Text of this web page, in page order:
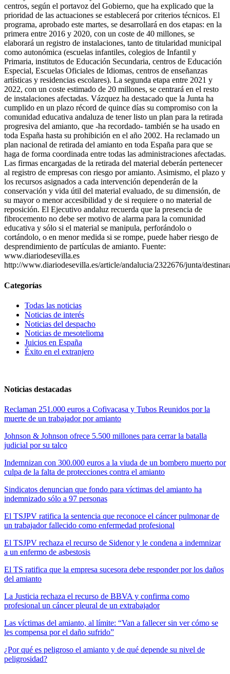
centros, según el portavoz del Gobierno, que ha explicado que la
prioridad de las actuaciones se establecerá por criterios técnicos. El
programa, aprobado este martes, se desarrollará en dos etapas: en la
primera entre 2016 y 2020, con un coste de 40 millones, se
elaborará un registro de instalaciones, tanto de titularidad municipal
como autonómica (escuelas infantiles, colegios de Infantil y
Primaria, institutos de Educación Secundaria, centros de Educación
Especial, Escuelas Oficiales de Idiomas, centros de enseñanzas
artísticas y residencias escolares). La segunda etapa entre 2021 y
2022, con un coste estimado de 20 millones, se centrará en el resto
de instalaciones afectadas. Vázquez ha destacado que la Junta ha
cumplido en un plazo récord de quince días su compromiso con la
comunidad educativa andaluza de tener listo un plan para la retirada
progresiva del amianto, que -ha recordado- también se ha usado en
toda España hasta su prohibición en el año 2002. Ha reclamado un
plan nacional de retirada del amianto en toda España para que se
haga de forma coordinada entre todas las administraciones afectadas.
Las firmas encargadas de la retirada del material deberán pertenecer
al registro de empresas con riesgo por amianto. Asimismo, el plazo y
los recursos asignados a cada intervención dependerán de la
conservación y vida útil del material evaluado, de su dimensión, de
su mayor o menor accesibilidad y de si requiere o no material de
reposición. El Ejecutivo andaluz recuerda que la presencia de
fibrocemento no debe ser motivo de alarma para la comunidad
educativa y sólo si el material se manipula, perforándolo o
cortándolo, o en menor medida si se rompe, puede haber riesgo de
desprendimiento de partículas de amianto. Fuente:
www.diariodesevilla.es
http://www.diariodesevilla.es/article/andalucia/2322676/junta/
Categorías
Todas las noticias
Noticias de interés
Noticias del despacho
Noticias de mesotelioma
Juicios en España
Éxito en el extranjero
Noticias destacadas
Reclaman 251.000 euros a Cofivacasa y Tubos Reunidos por la
muerte de un trabajador por amianto
Johnson & Johnson ofrece 5.500 millones para cerrar la batalla
judicial por su talco
Indemnizan con 300.000 euros a la viuda de un bombero muerto por
culpa de la falta de protecciones contra el amianto
Sindicatos denuncian que fondo para víctimas del amianto ha
indemnizado sólo a 97 personas
El TSJPV ratifica la sentencia que reconoce el cáncer pulmonar de
un trabajador fallecido como enfermedad profesional
El TSJPV rechaza el recurso de Sidenor y le condena a indemnizar
a un enfermo de asbestosis
El TS ratifica que la empresa sucesora debe responder por los daños
del amianto
La Justicia rechaza el recurso de BBVA y confirma como
profesional un cáncer pleural de un extrabajador
Las víctimas del amianto, al límite: “Van a fallecer sin ver cómo se
les compensa por el daño sufrido”
¿Por qué es peligroso el amianto y de qué depende su nivel de
peligrosidad?